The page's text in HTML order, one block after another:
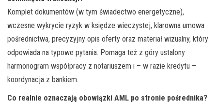
Komplet dokumentów (w tym świadectwo energetyczne),
wczesne wykrycie ryzyk w księdze wieczystej, klarowna umowa
pośrednictwa, precyzyjny opis oferty oraz materiał wizualny, który
odpowiada na typowe pytania. Pomaga też z góry ustalony
harmonogram współpracy z notariuszem i – w razie kredytu –
koordynacja z bankiem.
Co realnie oznaczają obowiązki AML po stronie pośrednika?